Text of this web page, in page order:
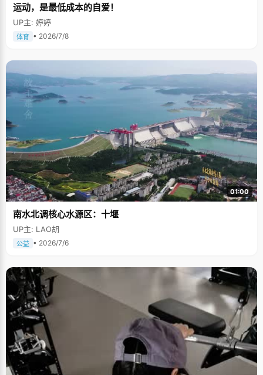
运动，是最低成本的自爱！
UP主: 婷婷
体育 • 2026/7/8
01:00
南水北调核心水源区：十堰
UP主: LAO胡
公益 • 2026/7/6